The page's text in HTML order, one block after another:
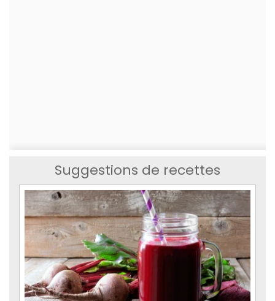
Suggestions de recettes